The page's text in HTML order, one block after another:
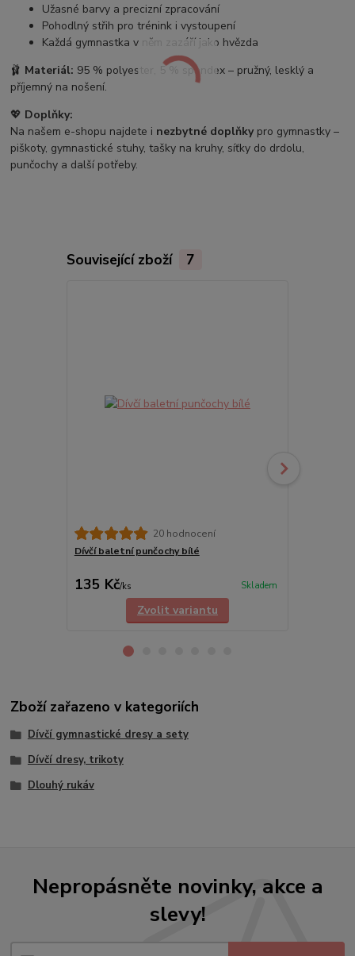
Užasné barvy a precizní zpracování
Pohodlný střih pro trénink i vystoupení
Každá gymnastka v něm zazáří jako hvězda
🩰 Materiál: 95 % polyester, 5 % spandex – pružný, lesklý a
příjemný na nošení.
💖 Doplňky:
Na našem e-shopu najdete i nezbytné doplňkypro gymnastky –
piškoty, gymnastické stuhy, tašky na kruhy, síťky do drdolu,
punčochy a další potřeby.
Související zboží 7
20 hodnocení
Dívčí baletní punčochy bílé
135 Kč/ks Skladem
Zvolit variantu
Zboží zařazeno v kategoriích
Dívčí gymnastické dresy a sety
Dívčí dresy, trikoty
Dlouhý rukáv
Nepropásněte novinky, akce a
slevy!